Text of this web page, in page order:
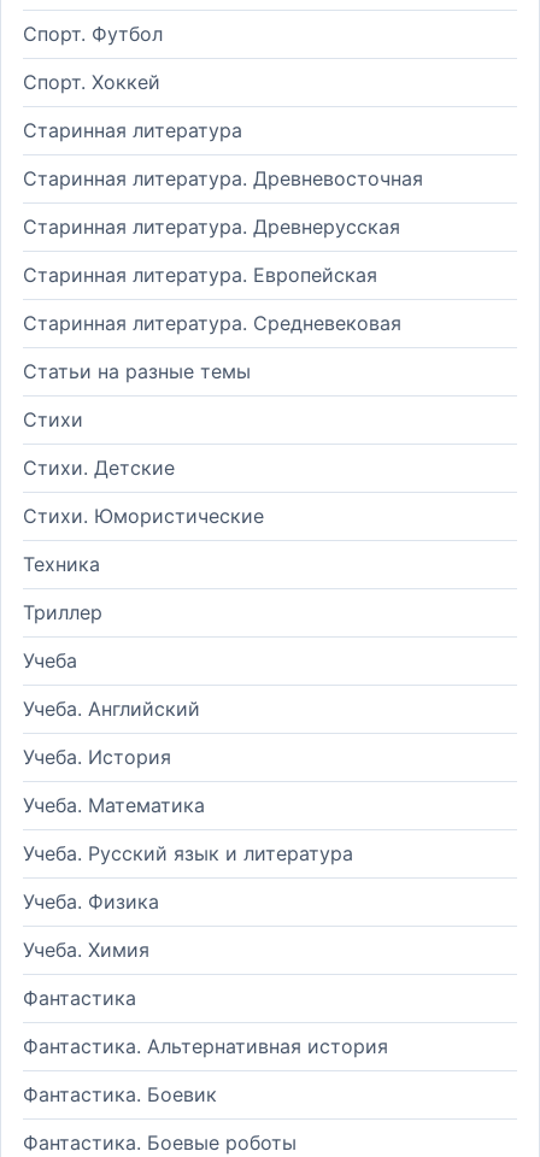
Спорт. Футбол
Спорт. Хоккей
Старинная литература
Старинная литература. Древневосточная
Старинная литература. Древнерусская
Старинная литература. Европейская
Старинная литература. Средневековая
Статьи на разные темы
Стихи
Стихи. Детские
Стихи. Юмористические
Техника
Триллер
Учеба
Учеба. Английский
Учеба. История
Учеба. Математика
Учеба. Русский язык и литература
Учеба. Физика
Учеба. Химия
Фантастика
Фантастика. Альтернативная история
Фантастика. Боевик
Фантастика. Боевые роботы